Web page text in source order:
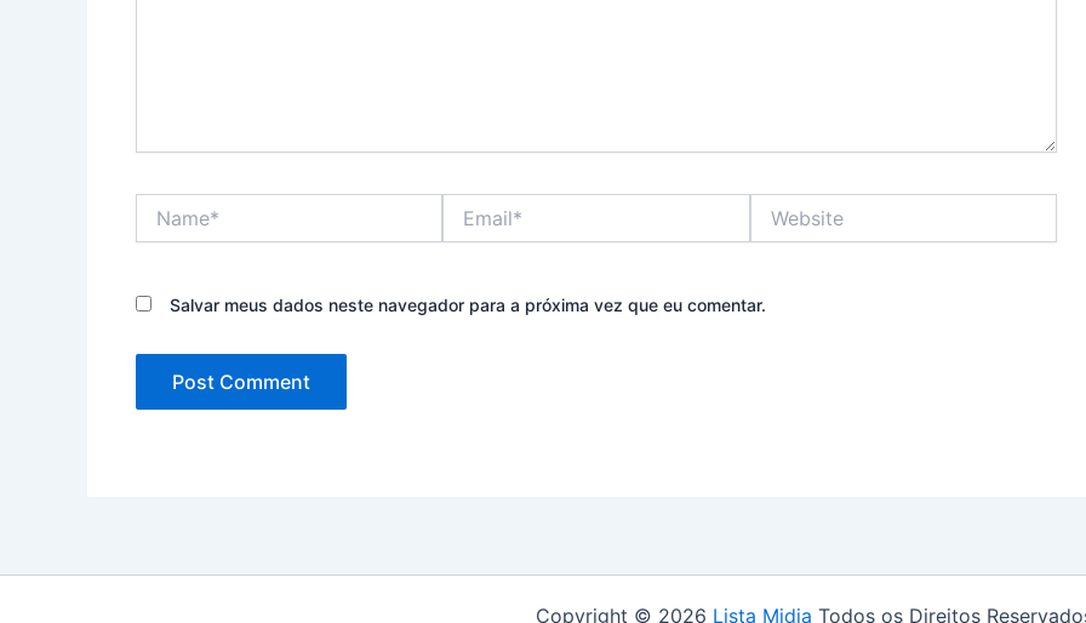
Salvar meus dados neste navegador para a próxima vez que eu comentar.
Copyright © 2026 Lista Midia Todos os Direitos